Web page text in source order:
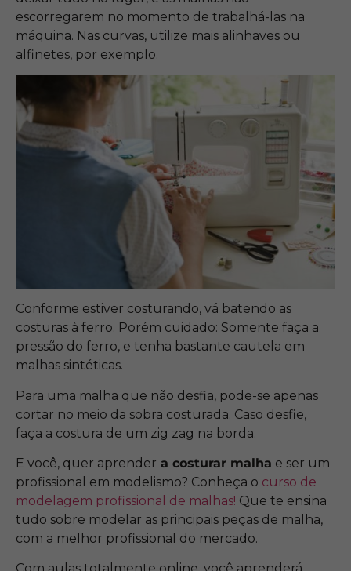
escorregarem no momento de trabalhá-las na
máquina. Nas curvas, utilize mais alinhaves ou
alfinetes, por exemplo.
Conforme estiver costurando, vá batendo as
costuras à ferro. Porém cuidado: Somente faça a
pressão do ferro, e tenha bastante cautela em
malhas sintéticas.
Para uma malha que não desfia, pode-se apenas
cortar no meio da sobra costurada. Caso desfie,
faça a costura de um zig zag na borda.
E você, quer aprender a costurar malha e ser um
profissional em modelismo? Conheça o curso de
modelagem profissional de malhas! Que te ensina
tudo sobre modelar as principais peças de malha,
com a melhor profissional do mercado.